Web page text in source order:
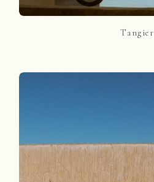
Tangier